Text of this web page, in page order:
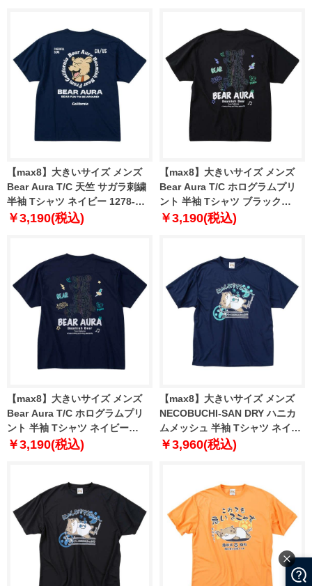
【max8】大きいサイズ メンズ
Bear Aura T/C 天竺 サガラ刺繍
半袖 Tシャツ ネイビー 1278-
5208-3 3L 4L 5L 6L 8L
￥3,190(税込)
【max8】大きいサイズ メンズ
Bear Aura T/C ホログラムプリ
ント 半袖 Tシャツ ブラック
1278-5209-2 3L 4L 5L 6L 8L
￥3,190(税込)
【max8】大きいサイズ メンズ
Bear Aura T/C ホログラムプリ
ント 半袖 Tシャツ ネイビー
1278-5209-3 3L 4L 5L 6L 8L
￥3,190(税込)
【max8】大きいサイズ メンズ
NECOBUCHI-SAN DRY ハニカ
ムメッシュ 半袖 Tシャツ ネイビ
ー 1258-5225-1 3L 4L 5L 6L 8L
￥3,960(税込)